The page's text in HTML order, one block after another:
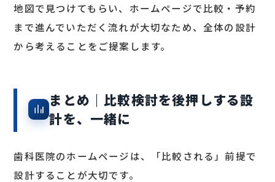
地図で見つけてもらい、ホームページで比較・予約
まで進んでいただく流れが大切なため、全体の設計
から考えることをご提案します。
まとめ｜比較検討を後押しする設
計を、一緒に
歯科医院のホームページは、「比較される」前提で
設計することが大切です。